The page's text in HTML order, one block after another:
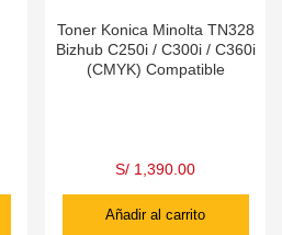
Toner Konica Minolta TN328
Bizhub C250i / C300i / C360i
(CMYK) Compatible
S/ 1,390.00
Añadir al carrito